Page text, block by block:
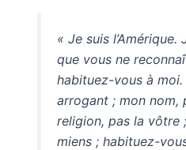
« Je suis
que vous ne
habituez-vous à
arrogant ; mon nom,
religion, pas la vôtre
miens ; habituez-